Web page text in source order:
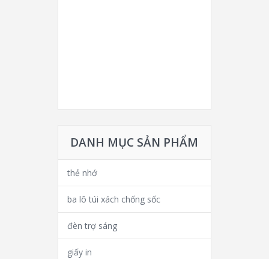
DANH MỤC SẢN PHẨM
thẻ nhớ
ba lô túi xách chống sốc
đèn trợ sáng
giấy in